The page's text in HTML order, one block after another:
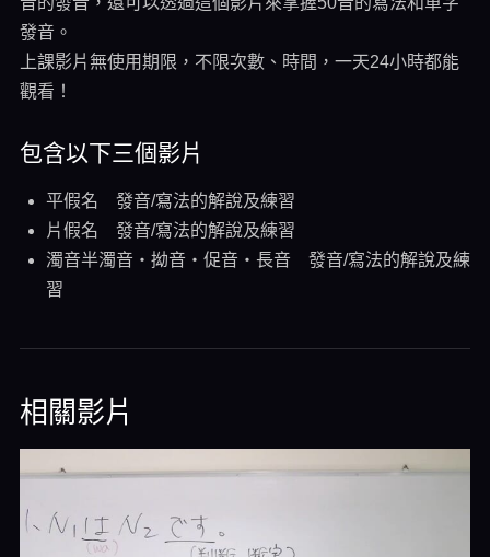
發音。
上課影片無使用期限，不限次數、時間，一天24小時都能
觀看！
包含以下三個影片
平假名 發音/寫法的解說及練習
片假名 發音/寫法的解說及練習
濁音半濁音・拗音・促音・長音 發音/寫法的解說及練
習
相關影片